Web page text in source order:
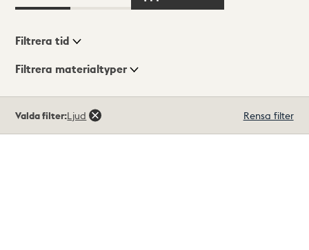
Visningsläge
Filtrera tid
Filtrera materialtyper
träffar
Valda filter:Ljud Rensa filter